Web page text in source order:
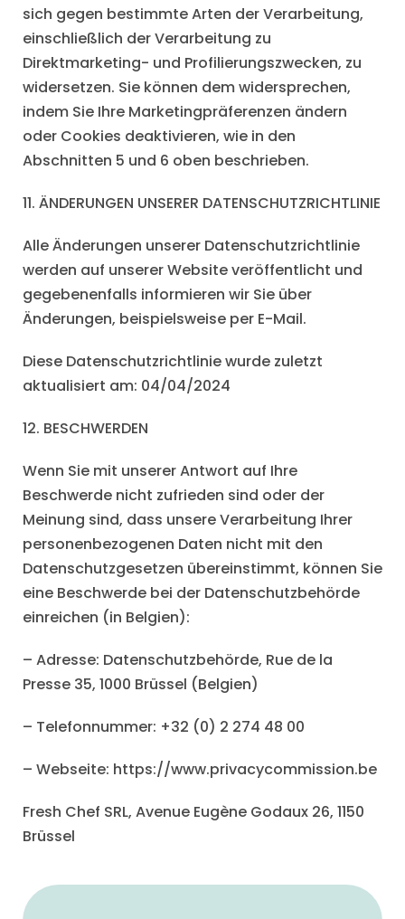
sich gegen bestimmte Arten der Verarbeitung,
einschließlich der Verarbeitung zu
Direktmarketing- und Profilierungszwecken, zu
widersetzen. Sie können dem widersprechen,
indem Sie Ihre Marketingpräferenzen ändern
oder Cookies deaktivieren, wie in den
Abschnitten 5 und 6 oben beschrieben.
11. ÄNDERUNGEN UNSERER DATENSCHUTZRICHTLINIE
Alle Änderungen unserer Datenschutzrichtlinie
werden auf unserer Website veröffentlicht und
gegebenenfalls informieren wir Sie über
Änderungen, beispielsweise per E-Mail.
Diese Datenschutzrichtlinie wurde zuletzt
aktualisiert am: 04/04/2024
12. BESCHWERDEN
Wenn Sie mit unserer Antwort auf Ihre
Beschwerde nicht zufrieden sind oder der
Meinung sind, dass unsere Verarbeitung Ihrer
personenbezogenen Daten nicht mit den
Datenschutzgesetzen übereinstimmt, können Sie
eine Beschwerde bei der Datenschutzbehörde
einreichen (in Belgien):
– Adresse: Datenschutzbehörde, Rue de la
Presse 35, 1000 Brüssel (Belgien)
– Telefonnummer: +32 (0) 2 274 48 00
– Webseite: https://www.privacycommission.be
Fresh Chef SRL, Avenue Eugène Godaux 26, 1150
Brüssel